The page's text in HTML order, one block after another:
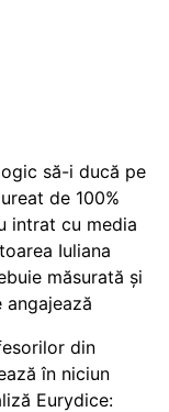
să-i ducă pe
de 100%
intrat cu media
Iuliana
măsurată și
din
în niciun
Eurydice: